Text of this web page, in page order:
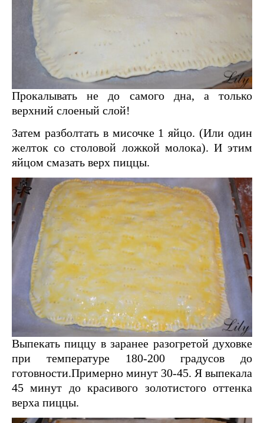
Прокалывать не до самого дна, а только
верхний слоеный слой!
Затем разболтать в мисочке 1 яйцо. (Или один
желток со столовой ложкой молока). И этим
яйцом смазать верх пиццы.
Выпекать пиццу в заранее разогретой духовке
при температуре 180-200 градусов до
готовности.Примерно минут 30-45. Я выпекала
45 минут до красивого золотистого оттенка
верха пиццы.